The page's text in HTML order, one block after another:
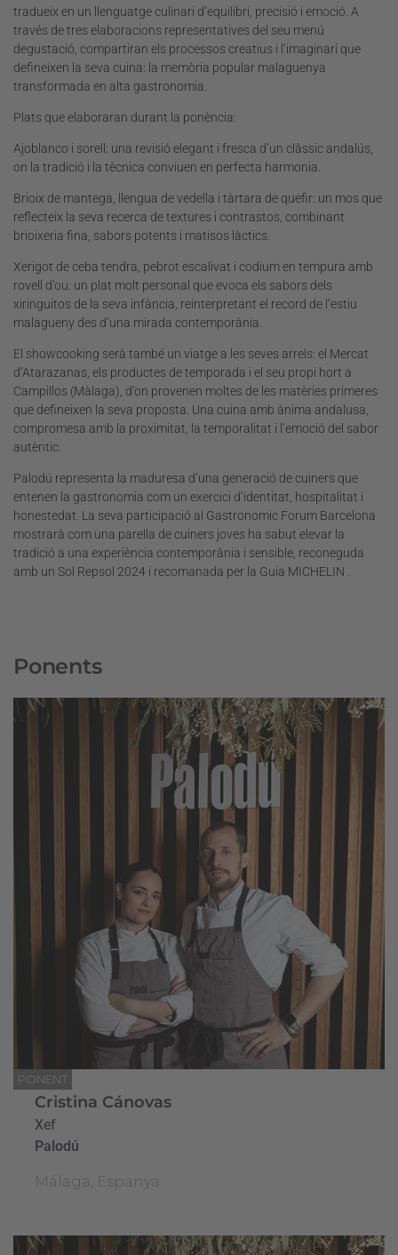
tradueix en un llenguatge culinari d’equilibri, precisió i emoció. A
través de tres elaboracions representatives del seu menú
degustació, compartiran els processos creatius i l’imaginari que
defineixen la seva cuina: la memòria popular malaguenya
transformada en alta gastronomia.
Plats que elaboraran durant la ponència:
Ajoblanco i sorell: una revisió elegant i fresca d’un clàssic andalús,
on la tradició i la tècnica conviuen en perfecta harmonia.
Brioix de mantega, llengua de vedella i tàrtara de quefir: un mos que
reflecteix la seva recerca de textures i contrastos, combinant
brioixeria fina, sabors potents i matisos làctics.
Xerigot de ceba tendra, pebrot escalivat i codium en tempura amb
rovell d’ou: un plat molt personal que evoca els sabors dels
xiringuitos de la seva infància, reinterpretant el record de l’estiu
malagueny des d’una mirada contemporània.
El showcooking serà també un viatge a les seves arrels: el Mercat
d’Atarazanas, els productes de temporada i el seu propi hort a
Campillos (Màlaga), d’on provenen moltes de les matèries primeres
que defineixen la seva proposta. Una cuina amb ànima andalusa,
compromesa amb la proximitat, la temporalitat i l’emoció del sabor
autèntic.
Palodú representa la maduresa d’una generació de cuiners que
entenen la gastronomia com un exercici d’identitat, hospitalitat i
honestedat. La seva participació al Gastronomic Forum Barcelona
mostrarà com una parella de cuiners joves ha sabut elevar la
tradició a una experiència contemporània i sensible, reconeguda
amb un Sol Repsol 2024 i recomanada per la Guia MICHELIN .
Ponents
PONENT
Cristina Cánovas
Xef
Palodú
Málaga, Espanya